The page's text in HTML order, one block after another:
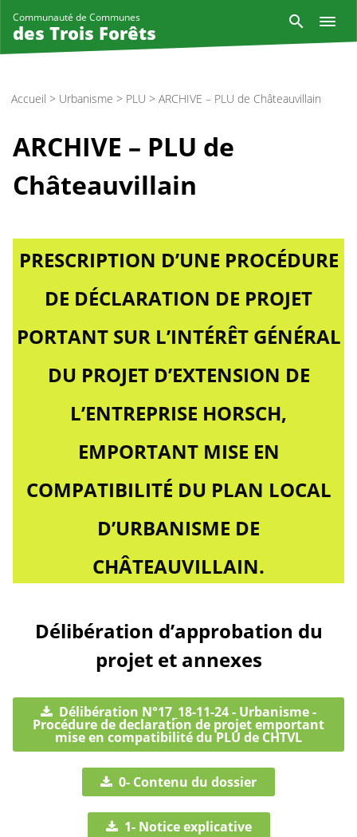
Communauté de Communes
des Trois Forêts
Accueil > Urbanisme > PLU > ARCHIVE – PLU de Châteauvillain
ARCHIVE – PLU de
Châteauvillain
PRESCRIPTION D’UNE PROCÉDURE
DE DÉCLARATION DE PROJET
PORTANT SUR L’INTÉRÊT GÉNÉRAL
DU PROJET D’EXTENSION DE
L’ENTREPRISE HORSCH,
EMPORTANT MISE EN
COMPATIBILITÉ DU PLAN LOCAL
D’URBANISME DE
CHÂTEAUVILLAIN.
Délibération d’approbation du
projet et annexes
Délibération N°17_18-11-24 - Urbanisme -
Procédure de declaration de projet emportant
mise en compatibilité du PLU de CHTVL
0- Contenu du dossier
1- Notice explicative